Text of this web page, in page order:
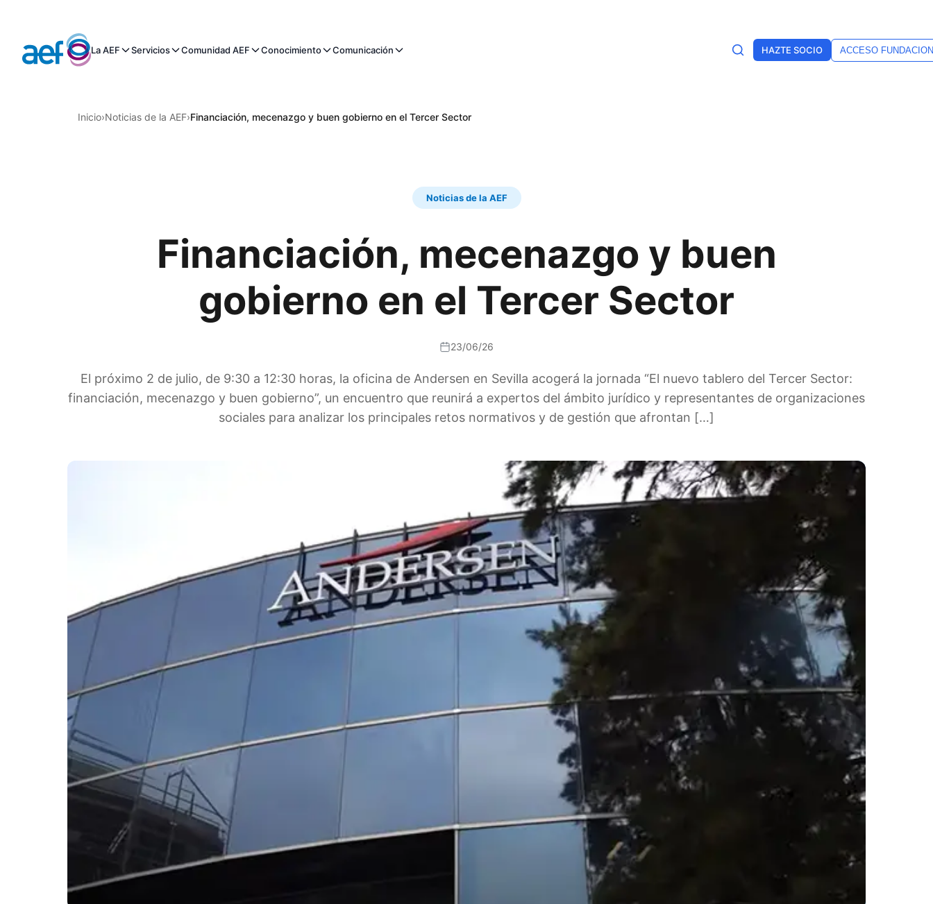
La AEF Servicios Comunidad AEF Conocimiento Comunicación HAZTE SOCIO ACCESO
Inicio›Noticias de la AEF›Financiación, mecenazgo y buen gobierno en el Tercer Sector
Noticias de la AEF
Financiación, mecenazgo y buen
gobierno en el Tercer Sector
23/06/26
El próximo 2 de julio, de 9:30 a 12:30 horas, la oficina de Andersen en Sevilla acogerá la jornada “El nuevo tablero del Tercer Sector:
financiación, mecenazgo y buen gobierno”, un encuentro que reunirá a expertos del ámbito jurídico y representantes de organizaciones
sociales para analizar los principales retos normativos y de gestión que afrontan […]